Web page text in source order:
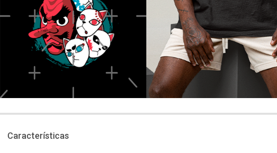
Características